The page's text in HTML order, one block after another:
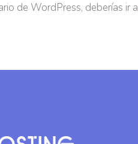
de WordPress, deberías ir a